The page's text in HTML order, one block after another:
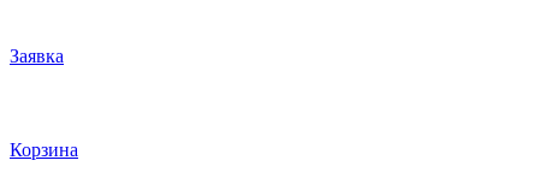
Заявка
Корзина